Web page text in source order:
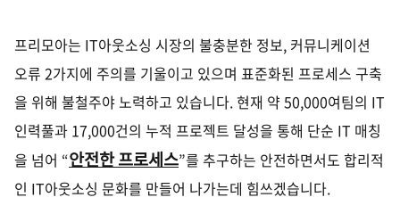
프리모아는 IT아웃소싱 시장의 불충분한 정보, 커뮤니케이션
오류 2가지에 주의를 기울이고 있으며 표준화된 프로세스 구축
을 위해 불철주야 노력하고 있습니다. 현재 약 50,000여팀의 IT
인력풀과 17,000건의 누적 프로젝트 달성을 통해 단순 IT 매칭
을 넘어 “안전한 프로세스”를 추구하는 안전하면서도 합리적
인 IT아웃소싱 문화를 만들어 나가는데 힘쓰겠습니다.